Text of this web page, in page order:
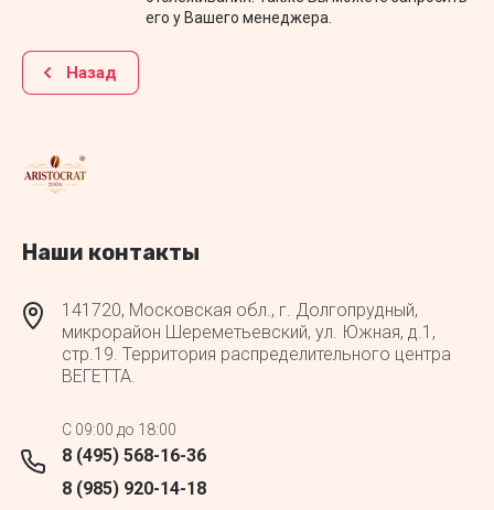
его у Вашего менеджера.
Назад
Наши контакты
141720, Московская обл., г. Долгопрудный,
микрорайон Шереметьевский, ул. Южная, д.1,
стр.19. Территория распределительного центра
ВЕГЕТТА.
C 09:00 до 18:00
8 (495) 568-16-36
8 (985) 920-14-18